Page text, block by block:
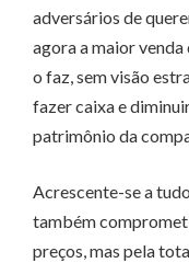
adversários de
agora a maior
o faz, sem visão
fazer caixa e
patrimônio da
Acrescente-se a
também
preços, mas pela